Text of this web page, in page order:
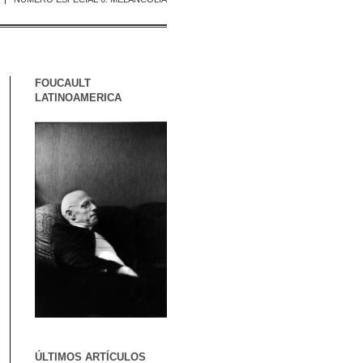
FOUCAULT
LATINOAMERICA
ÚLTIMOS ARTÍCULOS